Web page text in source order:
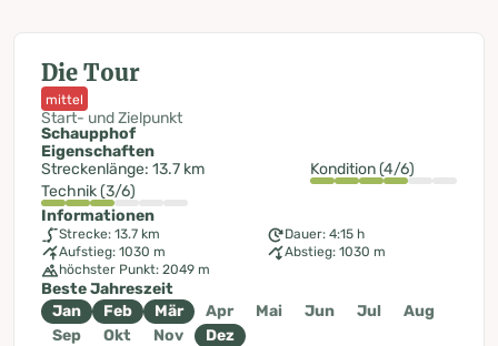
Die Tour
mittel
Start- und Zielpunkt
Schaupphof
Eigenschaften
Streckenlänge: 13.7 km
Kondition (4/6)
Technik (3/6)
Informationen
Strecke: 13.7 km
Dauer: 4:15 h
Aufstieg: 1030 m
Abstieg: 1030 m
höchster Punkt: 2049 m
Beste Jahreszeit
Jan
Feb Mär Apr Mai Jun Jul
Aug
Sep
Okt Nov Dez